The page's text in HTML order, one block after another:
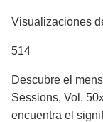
Visualizaciones
514
Descubre el
Sessions, Vol.
encuentra el